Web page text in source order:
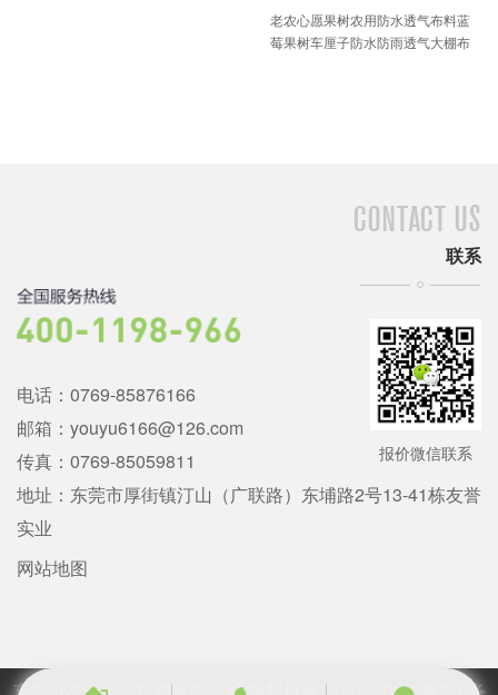
老农心愿果树农用防水透气布料蓝
莓果树车厘子防水防雨透气大棚布
CONTACT US
联系
电话：0769-85876166
邮箱：youyu6166@126.com
传真：0769-85059811
地址：东莞市厚街镇汀山（广联路）东埔路2号13-41栋友誉
实业
网站地图
报价微信联系
东莞市友誉实业投资有限公司 版权所有 （©） 2018 粤ICP备